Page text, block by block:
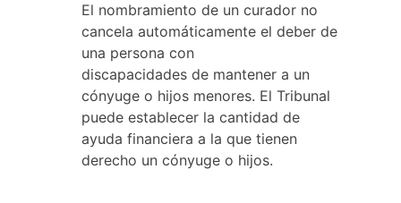
El nombramiento de un curador no
cancela automáticamente el deber de
una persona con
discapacidades de mantener a un
cónyuge o hijos menores. El Tribunal
puede establecer la cantidad de
ayuda financiera a la que tienen
derecho un cónyuge o hijos.